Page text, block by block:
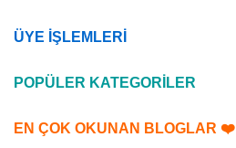
ÜYE İŞLEMLERİ
POPÜLER KATEGORİLER
EN ÇOK OKUNAN BLOGLAR ❤️